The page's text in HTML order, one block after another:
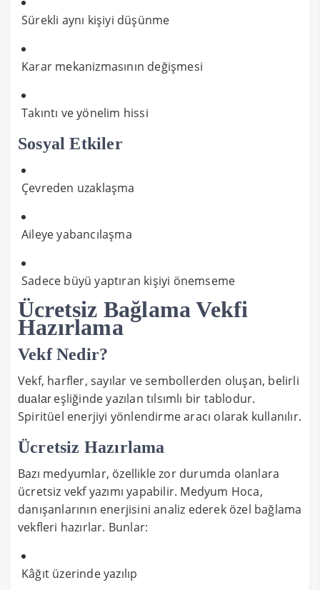
Sürekli aynı kişiyi düşünme
Karar mekanizmasının değişmesi
Takıntı ve yönelim hissi
Sosyal Etkiler
Çevreden uzaklaşma
Aileye yabancılaşma
Sadece büyü yaptıran kişiyi önemseme
Ücretsiz Bağlama Vekfi
Hazırlama
Vekf Nedir?
Vekf, harfler, sayılar ve sembollerden oluşan, belirli
dualar eşliğinde yazılan tılsımlı bir tablodur.
Spiritüel enerjiyi yönlendirme aracı olarak kullanılır.
Ücretsiz Hazırlama
Bazı medyumlar, özellikle zor durumda olanlara
ücretsiz vekf yazımı yapabilir. Medyum Hoca,
danışanlarının enerjisini analiz ederek özel bağlama
vekfleri hazırlar. Bunlar:
Kâğıt üzerinde yazılıp